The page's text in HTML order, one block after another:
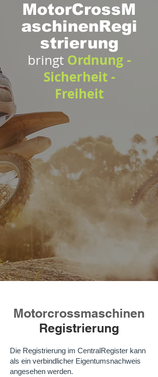
MotorCrossM
aschinenRegi
strierung
bringt Ordnung -
Sicherheit -
Freiheit
Motorcrossmaschinen
Registrierung
Die Registrierung im CentralRegister kann
als ein verbindlicher Eigentumsnachweis
angesehen werden.